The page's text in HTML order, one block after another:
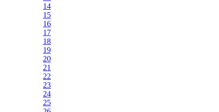
14
15
16
17
18
19
20
21
22
23
24
25